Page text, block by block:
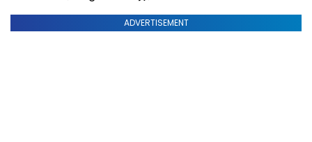
ADVERTISEMENT